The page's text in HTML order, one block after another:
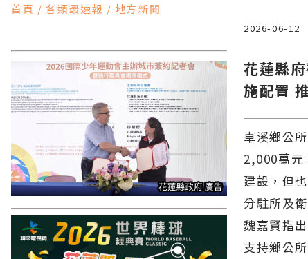
吉安鄉
秀林鄉
首頁 / 各類最速報 / 地方新聞
2026-06-12
花蓮縣
施配置
卓溪鄉公
2,000萬元
建設，但
分駐所及
魏嘉賢指
支持鄉公